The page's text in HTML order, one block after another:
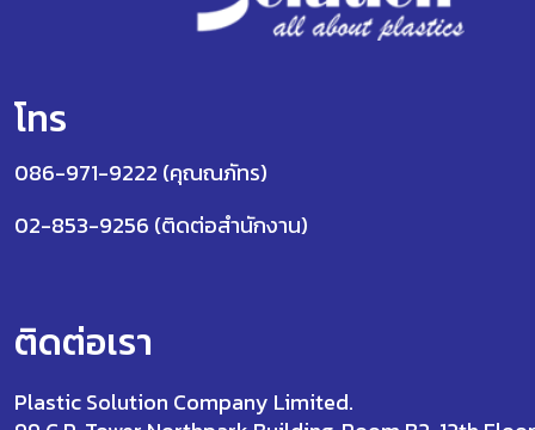
โทร
086-971-9222 (คุณณภัทร)
02-853-9256 (ติดต่อสำนักงาน)
ติดต่อเรา
Plastic Solution Company Limited.